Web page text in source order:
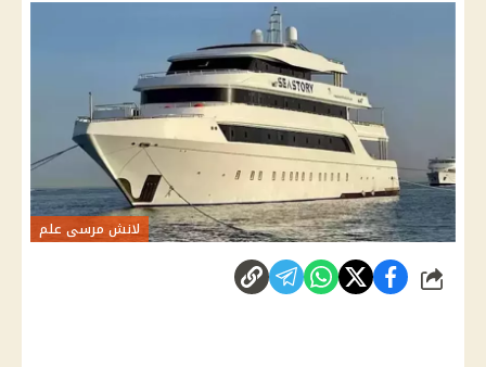
لانش مرسى علم
شارك